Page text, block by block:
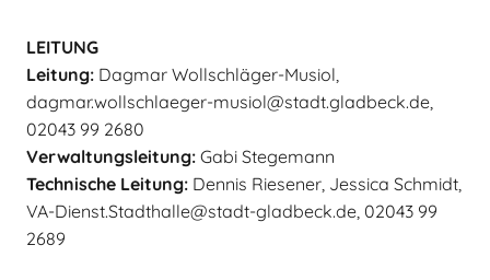
LEITUNG
Leitung:Dagmar Wollschläger-Musiol,
dagmar.wollschlaeger-musiol@stadt.gladbeck.de,
02043 99 2680
Verwaltungsleitung:Gabi Stegemann
Technische Leitung:Dennis Riesener, Jessica Schmidt,
VA-Dienst.Stadthalle@stadt-gladbeck.de, 02043 99
2689